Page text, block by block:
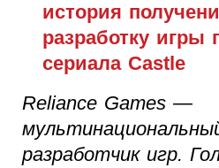
история
разработку игры
сериала Castle
Reliance Games —
разработчик игр.